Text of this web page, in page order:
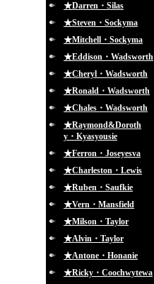
★Darren・Silas
★Steven・Sockyma
★Mitchell・Sockyma
★Eddison・Wadsworth
★Cheryl・Wadsworth
★Ronald・Wadsworth
★Chales・Wadsworth
★Raymond&Doroth
y・Kyasyousie
★Ferron・Joseyesva
★Charleston・Lewis
★Ruben・Saufkie
★Vern・Mansfield
★Milson・Taylor
★Alvin・Taylor
★Antone・Honanie
★Ricky・Coochwytewa